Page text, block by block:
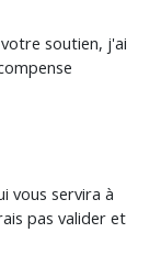
soutien, j'ai
vous servira à
pas valider et